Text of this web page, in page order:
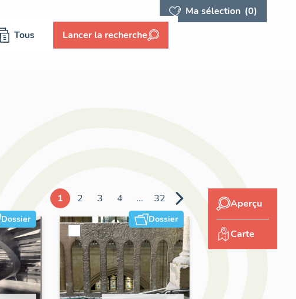
Ma sélection (0)
Tous Lancer la recherche
1 2 3 4 ... 32
Dossier Dossier
Aperçu
Carte